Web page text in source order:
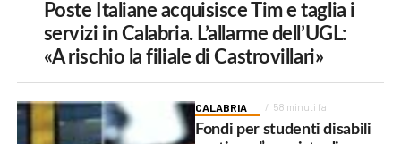
Poste Italiane acquisisce Tim e taglia i
servizi in Calabria. L’allarme dell’UGL:
«A rischio la filiale di Castrovillari»
CALABRIA 58 minuti fa
Fondi per studenti disabili